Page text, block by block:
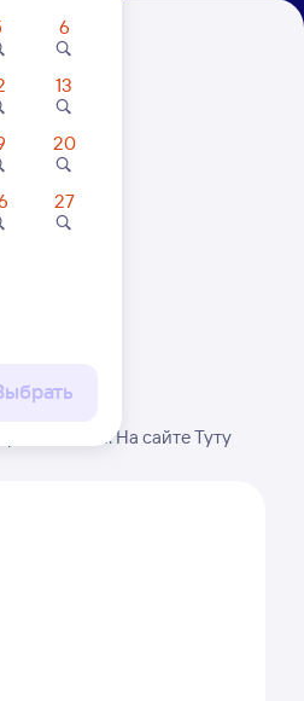
На сайте Туту
6
13
20
27